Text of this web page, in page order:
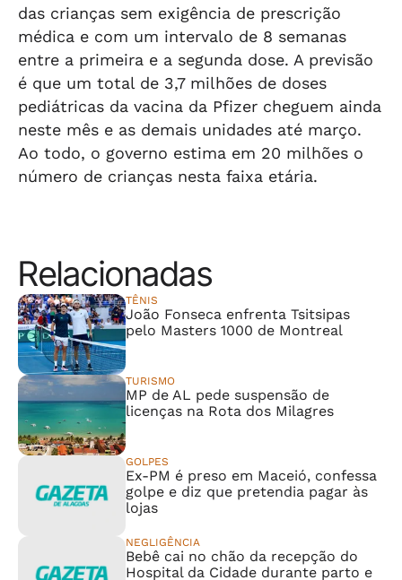
das crianças sem exigência de prescrição
médica e com um intervalo de 8 semanas
entre a primeira e a segunda dose. A previsão
é que um total de 3,7 milhões de doses
pediátricas da vacina da Pfizer cheguem ainda
neste mês e as demais unidades até março.
Ao todo, o governo estima em 20 milhões o
número de crianças nesta faixa etária.
Relacionadas
TÊNIS
João Fonseca enfrenta Tsitsipas
pelo Masters 1000 de Montreal
TURISMO
MP de AL pede suspensão de
licenças na Rota dos Milagres
GOLPES
Ex-PM é preso em Maceió, confessa
golpe e diz que pretendia pagar às
lojas
NEGLIGÊNCIA
Bebê cai no chão da recepção do
Hospital da Cidade durante parto e